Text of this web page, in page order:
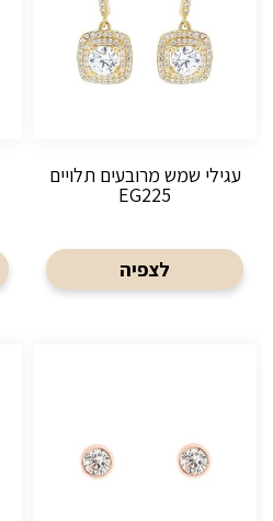
עגילי שמש מרובעים תלויים
EG225
לצפיה